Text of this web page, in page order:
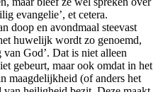
evangelie’, et cetera.
doop en avondmaal steevast
huwelijk wordt zo genoemd,
God’. Dat is niet alleen
gebeurt, maar ook omdat in het
maagdelijkheid (of anders het